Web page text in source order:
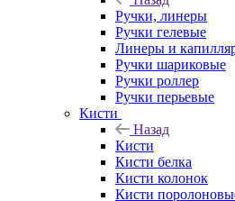
Ручки, линеры
Ручки гелевые
Линеры и
Ручки шариковые
Ручки роллер
Ручки перьевые
Кисти
Назад
Кисти
Кисти белка
Кисти колонок
Кисти